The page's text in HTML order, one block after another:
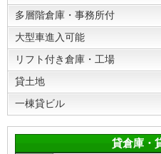
多層階倉庫・事務所付
大型車進入可能
リフト付き倉庫・工場
貸土地
一棟貸ビル
貸倉庫・